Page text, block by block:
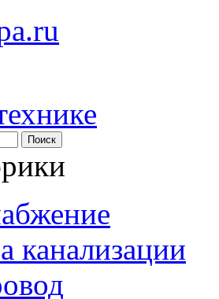
канализации